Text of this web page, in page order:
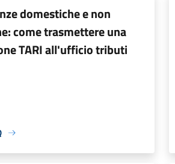
domestiche e non
come trasmettere una
TARI all'ufficio tributi